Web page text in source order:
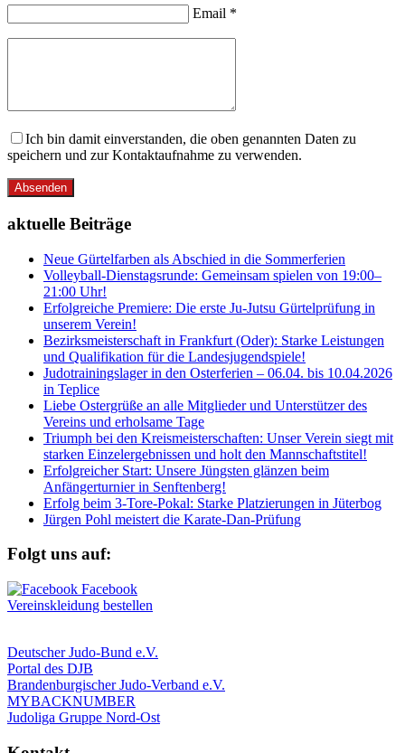
Email *
Ich bin damit einverstanden, die oben genannten Daten zu
speichern und zur Kontaktaufnahme zu verwenden.
Absenden
aktuelle Beiträge
Neue Gürtelfarben als Abschied in die Sommerferien
Volleyball-Dienstagsrunde: Gemeinsam spielen von 19:00–
21:00 Uhr!
Erfolgreiche Premiere: Die erste Ju-Jutsu Gürtelprüfung in
unserem Verein!
Bezirksmeisterschaft in Frankfurt (Oder): Starke Leistungen
und Qualifikation für die Landesjugendspiele!
Judotrainingslager in den Osterferien – 06.04. bis 10.04.2026
in Teplice
Liebe Ostergrüße an alle Mitglieder und Unterstützer des
Vereins und erholsame Tage
Triumph bei den Kreismeisterschaften: Unser Verein siegt mit
starken Einzelergebnissen und holt den Mannschaftstitel!
Erfolgreicher Start: Unsere Jüngsten glänzen beim
Anfängerturnier in Senftenberg!
Erfolg beim 3-Tore-Pokal: Starke Platzierungen in Jüterbog
Jürgen Pohl meistert die Karate-Dan-Prüfung
Folgt uns auf:
Vereinskleidung bestellen
Deutscher Judo-Bund e.V.
Portal des DJB
Brandenburgischer Judo-Verband e.V.
MYBACKNUMBER
Judoliga Gruppe Nord-Ost